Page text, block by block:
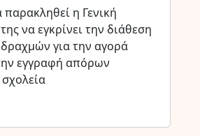
παρακληθεί η Γενική
να εγκρίνει την διάθεση
για την αγορά
εγγραφή απόρων